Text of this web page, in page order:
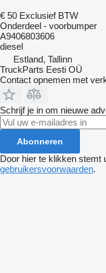
€ 50 Exclusief BTW
Onderdeel - voorbumper
A9406803606
diesel
Estland, Tallinn
TruckParts Eesti OÜ
Contact opnemen met
Schrijf je in om nieuwe
Abonneren
Door hier te klikken stemt
gebruikersvoorwaarden.